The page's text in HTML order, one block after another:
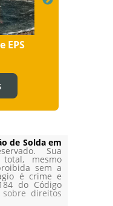
EPS
de Solda em
Sua
mesmo
sem a
é crime e
do Código
sobre direitos